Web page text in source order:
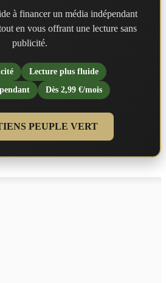
à financer un média indépendant
en vous offrant une lecture sans
publicité.
Lecture plus fluide
Dès 2,99 €/mois
PEUPLE VERT